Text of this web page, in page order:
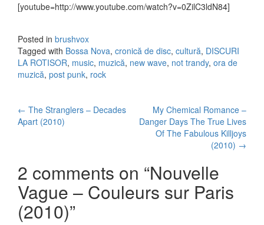
[youtube=http://www.youtube.com/watch?v=0ZilC3ldN84]
Posted in brushvox
Tagged with Bossa Nova, cronică de disc, cultură, DISCURI
LA ROTISOR, music, muzică, new wave, not trandy, ora de
muzică, post punk, rock
Post navigation
← The Stranglers – Decades
Apart (2010)
My Chemical Romance –
Danger Days The True Lives
Of The Fabulous Killjoys
(2010) →
2 comments on “Nouvelle
Vague – Couleurs sur Paris
(2010)”